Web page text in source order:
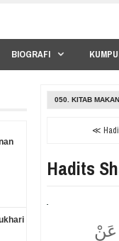
BIOGRAFI
050. KITAB
≪
Hadits
عَنْ